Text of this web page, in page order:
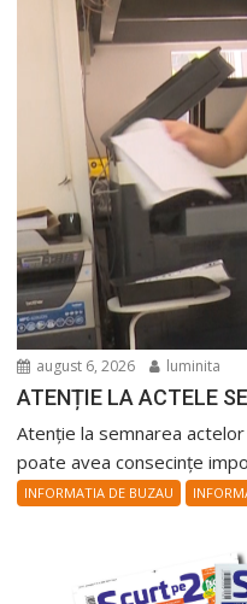
august 6, 2026 luminita
ATENȚIE LA ACTELE
Atenție la semnarea
poate avea consecințe
INFORMATIA DE BUZAU